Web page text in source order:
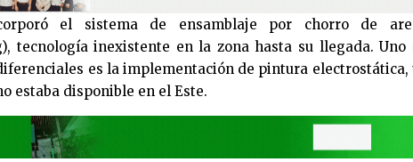
el sistema de ensamblaje por chorro de
tecnología inexistente en la zona hasta su llegada. Uno
es la implementación de pintura electrostática,
estaba disponible en el Este.